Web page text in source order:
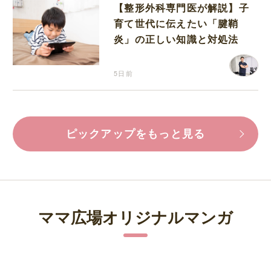
【整形外科専門医が解説】子
育て世代に伝えたい「腱鞘
炎」の正しい知識と対処法
5日前
ピックアップをもっと見る
ママ広場オリジナルマンガ